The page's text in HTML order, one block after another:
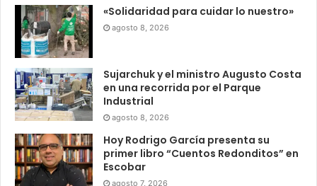
«Solidaridad para cuidar lo nuestro»
agosto 8, 2026
Sujarchuk y el ministro Augusto Costa
en una recorrida por el Parque
Industrial
agosto 8, 2026
Hoy Rodrigo García presenta su
primer libro “Cuentos Redonditos” en
Escobar
agosto 7, 2026